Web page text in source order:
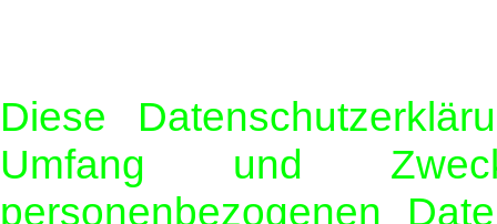
Diese
Umfang und
personenbezogenen